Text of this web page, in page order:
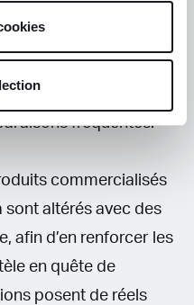
en fonction du
plante elle-même, et
Il est clair que son
que celle du
fréquentes.
commercialisés
sont altérés avec des
afin d’en renforcer les
en quête de
posent de réels